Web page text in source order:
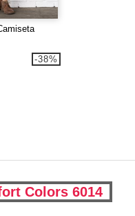
-38%
Colors 6014